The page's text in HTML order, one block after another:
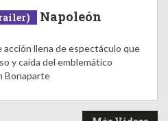
Napoleón
acción llena de espectáculo que
y caída del emblemático
Bonaparte